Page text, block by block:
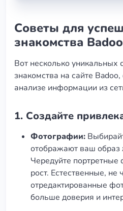
Советы для
знакомства Badoo
Вот несколько уникальных
знакомства на сайте
анализе информации из
1. Создайте
Фотографии:
отображают ваш образ
Чередуйте
рост. Естественные, не
отредактированные
больше доверия и